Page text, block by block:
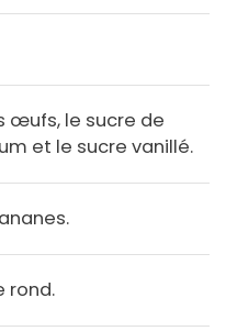
œufs, le sucre de
et le sucre vanillé.
rond.